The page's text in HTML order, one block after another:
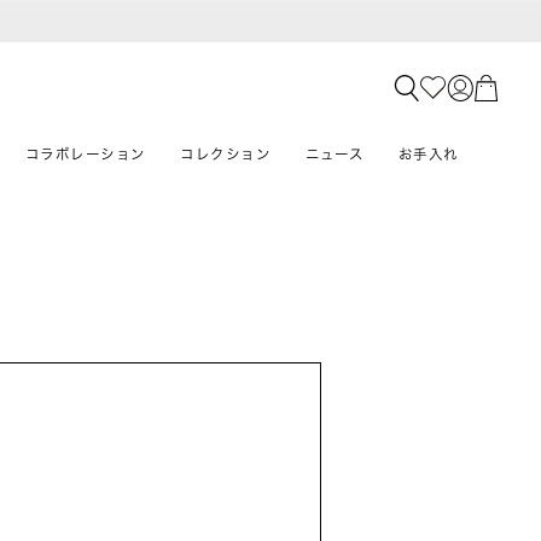
コラボレーション コレクション ニュース お手入れ